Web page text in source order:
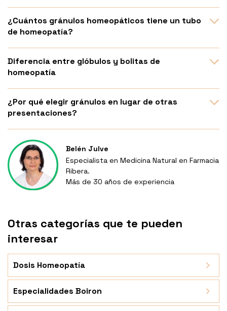
¿Cuántos gránulos homeopáticos tiene un tubo
de homeopatía?
Diferencia entre glóbulos y bolitas de
homeopatía
¿Por qué elegir gránulos en lugar de otras
presentaciones?
Belén Julve
Especialista en Medicina Natural en Farmacia
Ribera.
Más de 30 años de experiencia
Otras categorías que te pueden
interesar
Dosis Homeopatía
Especialidades Boiron